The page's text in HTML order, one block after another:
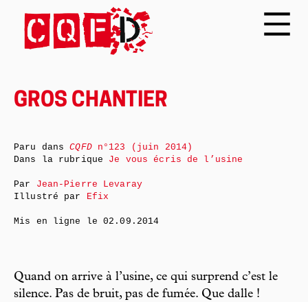
GROS CHANTIER
Quand on arrive à l’usine, ce qui surprend c’est le
silence. Pas de bruit, pas de fumée. Que dalle !
Paru dansCQFDn°123 (juin 2014)
Dans la rubrique Je vous écris de l’usine
Par Jean-Pierre Levaray
Illustré par Efix
Mis en ligne le02.09.2014